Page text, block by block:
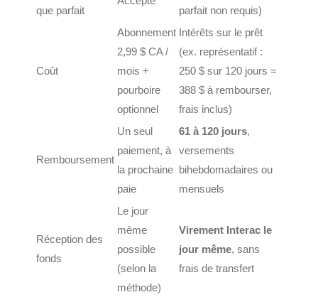
que parfait
parfait non requis)
Coût
Abonnement
2,99 $ CA /
mois +
pourboire
optionnel
Intérêts sur le prêt
(ex. représentatif :
250 $ sur 120 jours =
388 $ à rembourser,
frais inclus)
Remboursement
Un seul
paiement, à
la prochaine
paie
61 à 120 jours,
versements
bihebdomadaires ou
mensuels
Réception des
fonds
Le jour
même
possible
(selon la
méthode)
Virement Interac le
jour même, sans
frais de transfert